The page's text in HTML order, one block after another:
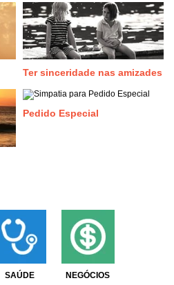
Ter sinceridade nas amizades
Pedido Especial
SAÚDE NEGÓCIOS